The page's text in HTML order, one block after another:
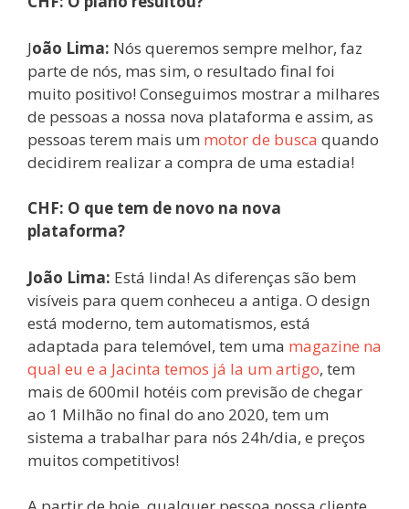
João Lima: Nós queremos sempre melhor, faz
parte de nós, mas sim, o resultado final foi
muito positivo! Conseguimos mostrar a milhares
de pessoas a nossa nova plataforma e assim, as
pessoas terem mais um motor de busca quando
decidirem realizar a compra de uma estadia!
CHF: O que tem de novo na nova
plataforma?
João Lima: Está linda! As diferenças são bem
visíveis para quem conheceu a antiga. O design
está moderno, tem automatismos, está
adaptada para telemóvel, tem uma magazine na
qual eu e a Jacinta temos já la um artigo, tem
mais de 600mil hotéis com previsão de chegar
ao 1 Milhão no final do ano 2020, tem um
sistema a trabalhar para nós 24h/dia, e preços
muitos competitivos!